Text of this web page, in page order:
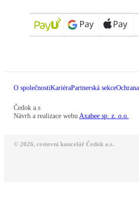
O společnostiKariéraPartnerská sekce
Čedok a.s
Návrh a realizace webu Axabee sp. z. o.o.
© 2026, cestovní kancelář Čedok a.s.